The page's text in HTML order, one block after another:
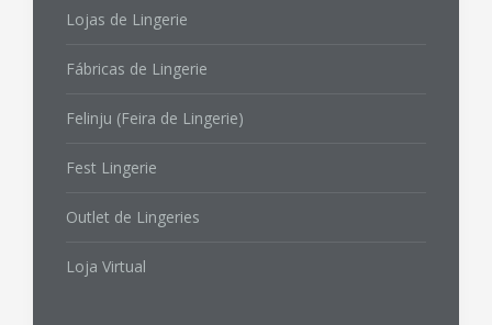
Lojas de Lingerie
Fábricas de Lingerie
Felinju (Feira de Lingerie)
Fest Lingerie
Outlet de Lingeries
Loja Virtual